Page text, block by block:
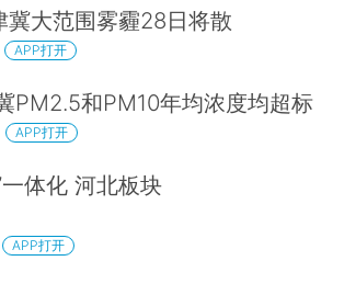
冀大范围雾霾28日将散
APP打开
PM2.5和PM10年均浓度均超标
APP打开
体化 河北板块
APP打开